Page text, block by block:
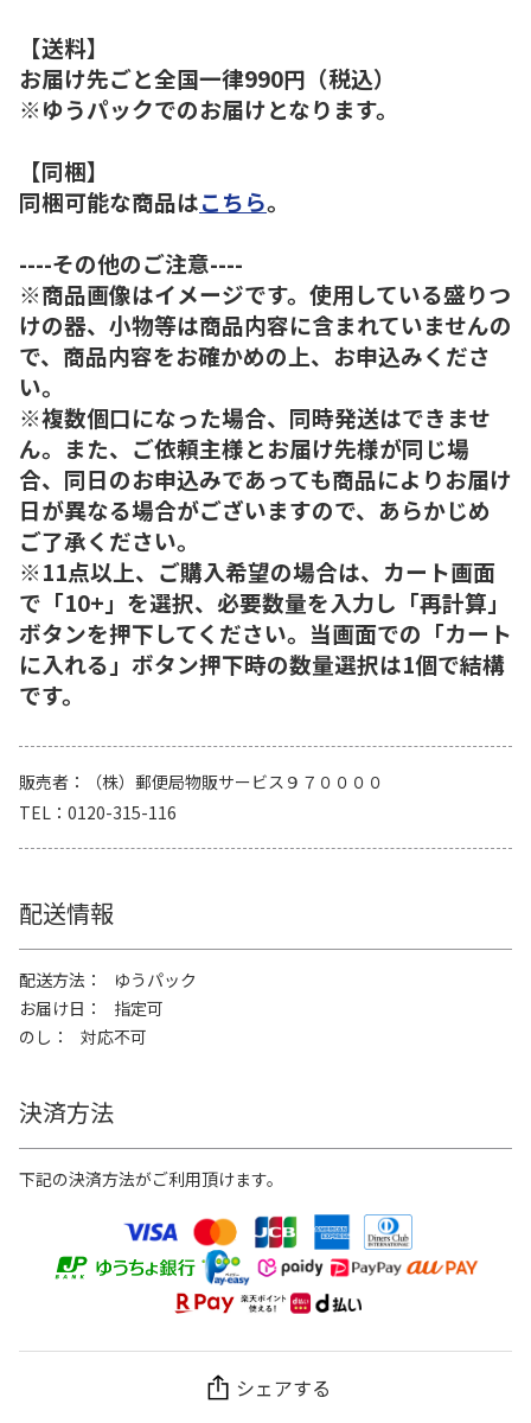
【送料】
お届け先ごと全国一律990円（税込）
※ゆうパックでのお届けとなります。
【同梱】
同梱可能な商品はこちら。
----その他のご注意----
※商品画像はイメージです。使用している盛りつ
けの器、小物等は商品内容に含まれていませんの
で、商品内容をお確かめの上、お申込みくださ
い。
※複数個口になった場合、同時発送はできませ
ん。また、ご依頼主様とお届け先様が同じ場
合、同日のお申込みであっても商品によりお届け
日が異なる場合がございますので、あらかじめ
ご了承ください。
※11点以上、ご購入希望の場合は、カート画面
で「10+」を選択、必要数量を入力し「再計算」
ボタンを押下してください。当画面での「カート
に入れる」ボタン押下時の数量選択は1個で結構
です。
販売者
（株）郵便局物販サービス９７００００
TEL
0120-315-116
配送情報
配送方法
ゆうパック
お届け日
指定可
のし
対応不可
決済方法
下記の決済方法がご利用頂けます。
シェアする